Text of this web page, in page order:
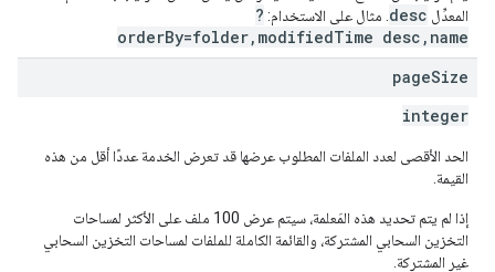
المعدِّل desc . مثال على الاستخدام: ?
orderBy=folder,modifiedTime desc,name
pageSize
integer
الحد الأقصى لعدد الملفات المطلوب عرضها قد تعرض الخدمة عددًا أقل من هذه
القيمة.
إذا لم يتم تحديد هذه المَعلمة، سيتم عرض 100 ملف على الأكثر لمساحات
التخزين السحابي المشتركة، والقائمة الكاملة للملفات لمساحات التخزين السحابي
غير المشتركة.